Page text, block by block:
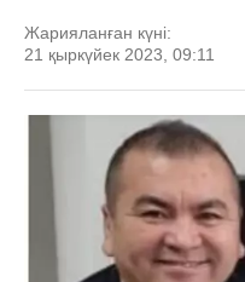
Жарияланған күні:
21 қыркүйек 2023, 09:11